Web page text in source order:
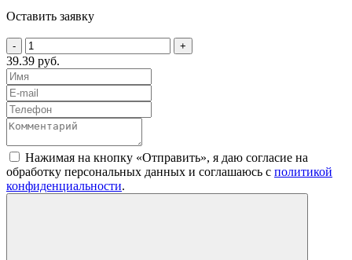
Оставить заявку
- +
39.39 руб.
Нажимая на кнопку «Отправить», я даю согласие на
обработку персональных данных и соглашаюсь c политикой
конфиденциальности.